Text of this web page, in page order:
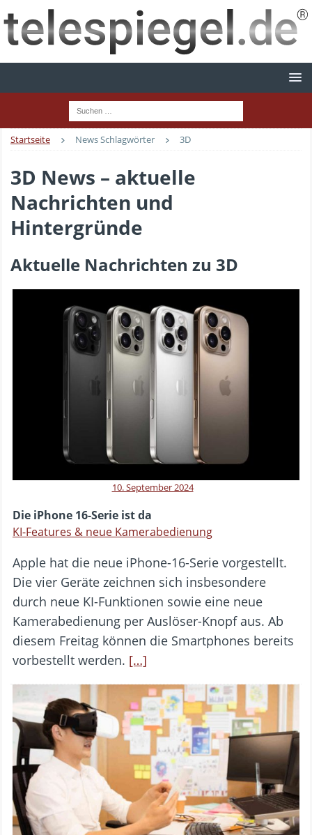
Startseite News Schlagwörter 3D
3D News – aktuelle
Nachrichten und
Hintergründe
Aktuelle Nachrichten zu 3D
10. September 2024
Die iPhone 16-Serie ist da
KI-Features & neue Kamerabedienung
Apple hat die neue iPhone-16-Serie vorgestellt.
Die vier Geräte zeichnen sich insbesondere
durch neue KI-Funktionen sowie eine neue
Kamerabedienung per Auslöser-Knopf aus. Ab
diesem Freitag können die Smartphones bereits
vorbestellt werden. […]